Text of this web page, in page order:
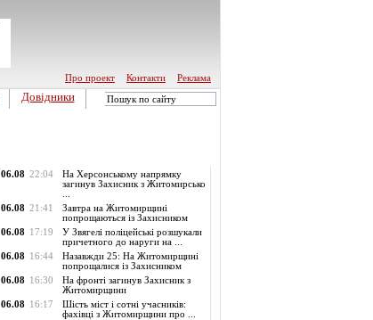
Про проект
Контакти Реклама
Довідники
06.08 22:04
На Херсонському напрямку
загинув Захисник з Житомирсько
06.08 21:41
Завтра на Житомирщині
попрощаються із Захисником
06.08 17:19
У Звягелі поліцейські розшукали
причетного до наруги на ...
06.08 16:44
Назавжди 25: На Житомирщині
попрощалися із Захисником
06.08 16:30
На фронті загинув Захисник з
Житомирщини
06.08 16:17
Шість міст і сотні учасників:
фахівці з Житомирщини про ...